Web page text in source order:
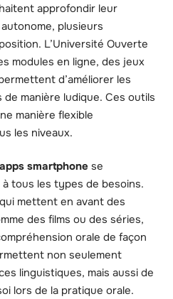
approfondir leur
plusieurs
L’Université Ouverte
modules en ligne, des jeux
d’améliorer les
manière ludique. Ces outils
manière flexible
les niveaux.
smartphone se
tous les types de besoins.
mettent en avant des
des films ou des séries,
orale de façon
non seulement
linguistiques, mais aussi de
lors de la pratique orale.